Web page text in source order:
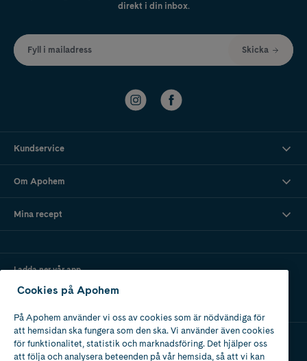
direkt i din inbox.
Fyll i mailadress Skicka
Kundservice
Om Apohem
Mina recept
Ladda ner vår app
Apotek med tillstånd
Cookies på Apohem
På Apohem använder vi oss av cookies som är nödvändiga för
att hemsidan ska fungera som den ska. Vi använder även cookies
för funktionalitet, statistik och marknadsföring. Det hjälper oss
att följa och analysera beteenden på vår hemsida, så att vi kan